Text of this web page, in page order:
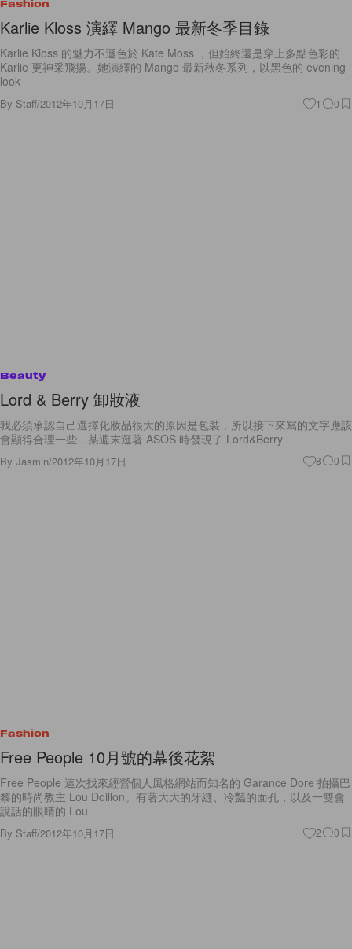
Fashion
Karlie Kloss 演繹 Mango 最新冬季目錄
Karlie Kloss 的魅力不遜色於 Kate Moss ，但始終還是穿上多點色彩的
Karlie 更神采飛揚。她演繹的 Mango 最新秋冬系列，以黑色的 evening
look
By Staff/2012年10月17日 1 0
Beauty
Lord & Berry 卸妝液
我必須承認自己選擇化妝品很大的原因是包裝，所以接下來寫的文字應該
會顯得合理一些…某週末逛著 ASOS 時發現了 Lord&Berry
By Jasmin/2012年10月17日 8 0
Fashion
Free People 10月號的幕後花絮
Free People 這次找來經營個人風格網站而知名的 Garance Dore 拍攝巴
黎的時尚教主 Lou Doillon。有著大大的牙縫、冷豔的面孔，以及一雙會
說話的眼睛的 Lou
By Staff/2012年10月17日 2 0